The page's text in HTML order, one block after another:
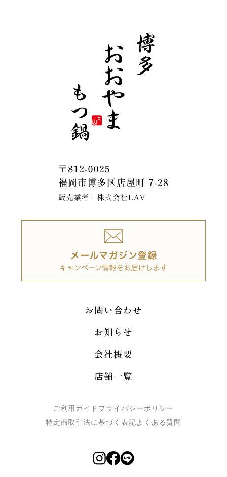
お問い合わせ
お知らせ
会社概要
店舗一覧
ご利用ガイド プライバシーポリシー
特定商取引法に基づく表記よくある質問